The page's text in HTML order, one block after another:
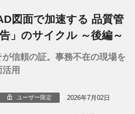
図面で加速する 品質管
」のサイクル ～後編～
信頼の証。事務不在の現場を
用
ユーザー限定 2026年7月02日